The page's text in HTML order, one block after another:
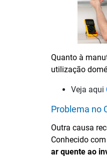
Quanto à
utilização
Veja aqui
Problema no
Outra causa
Conhecido
ar quente ao